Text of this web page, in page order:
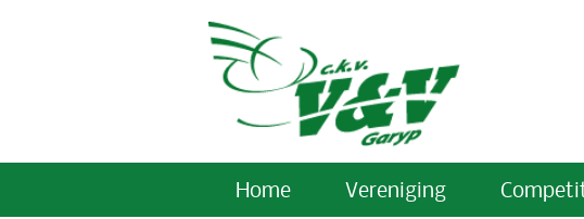
Home Vereniging